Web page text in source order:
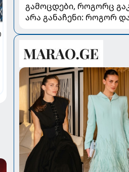
გამოცდები, როგორც
არა განაჩენი: როგორ